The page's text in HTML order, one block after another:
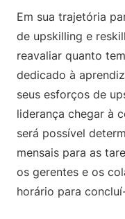
Em sua trajetória
de upskilling e
reavaliar quanto
dedicado à
seus esforços de
liderança chegar à
será possível
mensais para as
os gerentes e os
horário para